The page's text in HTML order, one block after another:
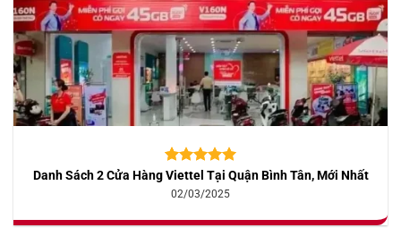
5.00trên 5
dựa trên
10
Danh Sách 2 Cửa Hàng Viettel Tại Quận Bình Tân, Mới Nhất
02/03/2025